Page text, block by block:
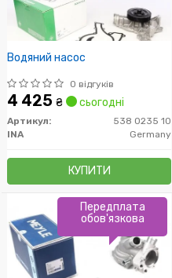
Водяний насос
0 відгуків
4 425 ₴ сьогодні
Артикул:
538 0235 10
INA
Germany
КУПИТИ
Передплата
обов'язкова